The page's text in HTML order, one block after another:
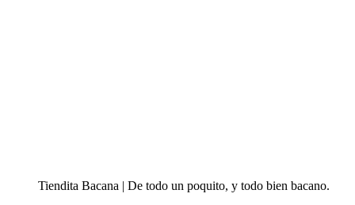
Tiendita Bacana | De todo un poquito, y todo bien bacano.